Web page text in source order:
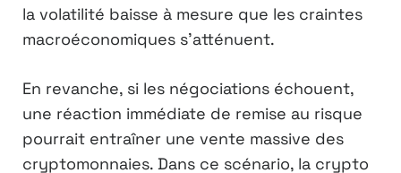
la volatilité baisse à mesure que les craintes
macroéconomiques s’atténuent.
En revanche, si les négociations échouent,
une réaction immédiate de remise au risque
pourrait entraîner une vente massive des
cryptomonnaies. Dans ce scénario, la crypto